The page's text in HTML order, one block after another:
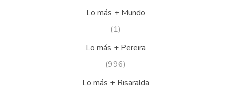
Lo más + Mundo
(1)
Lo más + Pereira
(996)
Lo más + Risaralda